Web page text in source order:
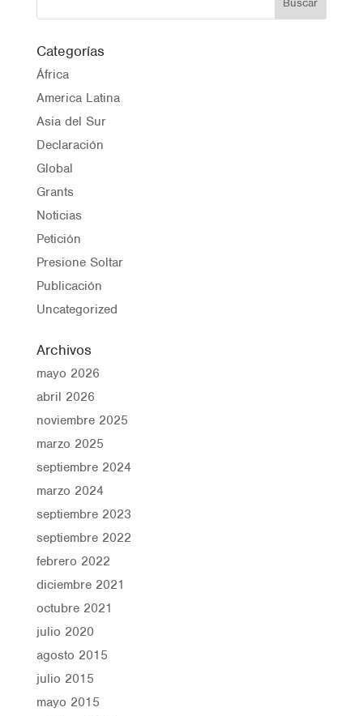
Categorías
África
America Latina
Asia del Sur
Declaración
Global
Grants
Noticias
Petición
Presione Soltar
Publicación
Uncategorized
Archivos
mayo 2026
abril 2026
noviembre 2025
marzo 2025
septiembre 2024
marzo 2024
septiembre 2023
septiembre 2022
febrero 2022
diciembre 2021
octubre 2021
julio 2020
agosto 2015
julio 2015
mayo 2015